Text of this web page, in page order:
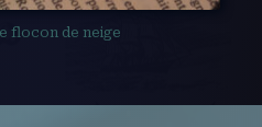
flocon de neige